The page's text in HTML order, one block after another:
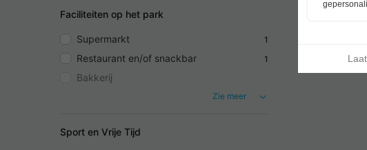
Faciliteiten op het park
Supermarkt 1
Restaurant en/of snackbar 1
Bakkerij
Zie meer
Sport en Vrije Tijd